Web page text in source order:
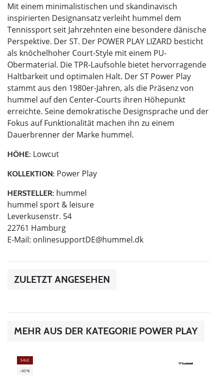
Mit einem minimalistischen und skandinavisch
inspirierten Designansatz verleiht hummel dem
Tennissport seit Jahrzehnten eine besondere dänische
Perspektive. Der ST. Der POWER PLAY LIZARD besticht
als knöchelhoher Court-Style mit einem PU-
Obermaterial. Die TPR-Laufsohle bietet hervorragende
Haltbarkeit und optimalen Halt. Der ST Power Play
stammt aus den 1980er-Jahren, als die Präsenz von
hummel auf den Center-Courts ihren Höhepunkt
erreichte. Seine demokratische Designsprache und der
Fokus auf Funktionalität machen ihn zu einem
Dauerbrenner der Marke hummel.
HÖHE: Lowcut
KOLLEKTION: Power Play
HERSTELLER: hummel
hummel sport & leisure
Leverkusenstr. 54
22761 Hamburg
E-Mail: onlinesupportDE@hummel.dk
ZULETZT ANGESEHEN
MEHR AUS DER KATEGORIE POWER PLAY
SALE
-40%